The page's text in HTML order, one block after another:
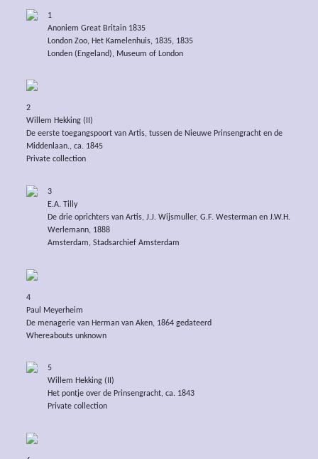
1
Anoniem Great Britain 1835
London Zoo, Het Kamelenhuis, 1835, 1835
Londen (Engeland), Museum of London
2
Willem Hekking (II)
De eerste toegangspoort van Artis, tussen de Nieuwe Prinsengracht en de
Middenlaan., ca. 1845
Private collection
3
E.A. Tilly
De drie oprichters van Artis, J.J. Wijsmuller, G.F. Westerman en J.W.H.
Werlemann, 1888
Amsterdam, Stadsarchief Amsterdam
4
Paul Meyerheim
De menagerie van Herman van Aken, 1864 gedateerd
Whereabouts unknown
5
Willem Hekking (II)
Het pontje over de Prinsengracht, ca. 1843
Private collection